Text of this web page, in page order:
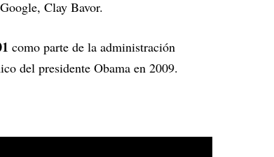
Clay Bavor.
como parte de la administración
del presidente Obama en 2009.